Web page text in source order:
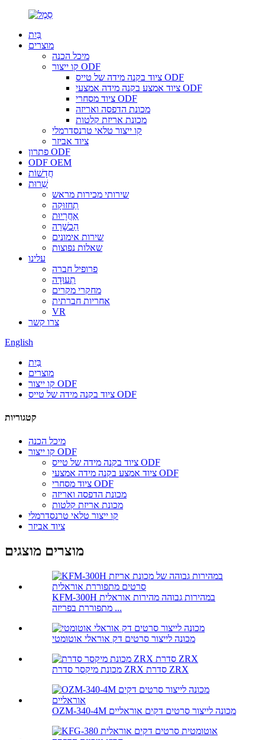
בַּיִת
מוצרים
מיכל הכנה
קו ייצור ODF
ציוד בקנה מידה של טייס ODF
ציוד אמצע בקנה מידה אמצעי ODF
ציוד מסחרי ODF
מכונת הדפסה ואריזה
מכונת אריזת קלטות
קו ייצור טלאי טרנסדרמלי
ציוד אביזר
פתרון ODF
ODF OEM
חֲדָשׁוֹת
שֵׁרוּת
שירותי מכירות מראש
תַחזוּקָה
אַחֲרָיוּת
הַכשָׁרָה
שירות אימונים
שאלות נפוצות
עלינו
פרופיל חברה
תְעוּדָה
מחקרי מקרים
אחריות חברתית
VR
צרו קשר
English
בַּיִת
מוצרים
קו ייצור ODF
ציוד בקנה מידה של טייס ODF
קטגוריות
מיכל הכנה
קו ייצור ODF
ציוד בקנה מידה של טייס ODF
ציוד אמצע בקנה מידה אמצעי ODF
ציוד מסחרי ODF
מכונת הדפסה ואריזה
מכונת אריזת קלטות
קו ייצור טלאי טרנסדרמלי
ציוד אביזר
מוצרים מוצגים
KFM-300H במהירות גבוהה מהירות אוראלית
מתפוררת בפריזה ...
מכונה לייצור סרטים דק אוראלי אוטומטי
מכונת מיקסר סדרת ZRX סדרת ZRX
OZM-340-4M מכונה לייצור סרטים דקים אוראליים